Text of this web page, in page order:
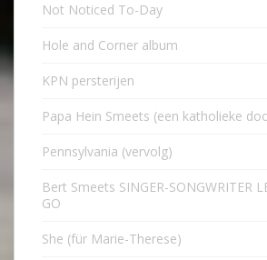
Not Noticed To-Day
Hole and Corner album
KPN persterijen
Papa Hein Smeets (een katholieke
Pennsylvania (vervolg)
Bert Smeets SINGER-SONGWRITER
GO
She (für Marie-Therese)